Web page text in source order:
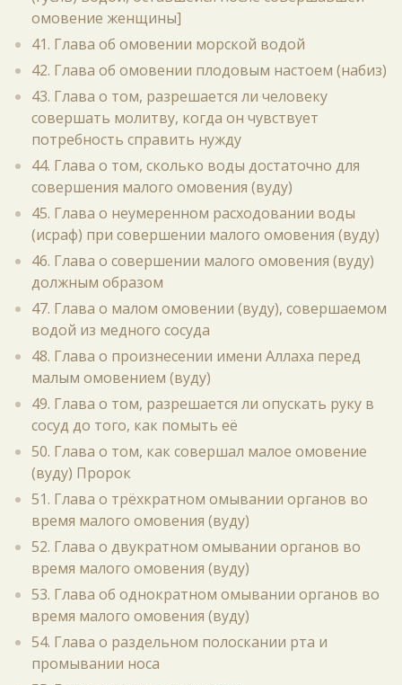
омовение женщины]
41. Глава об омовении морской водой
42. Глава об омовении плодовым настоем (набиз)
43. Глава о том, разрешается ли человеку
совершать молитву, когда он чувствует
потребность справить нужду
44. Глава о том, сколько воды достаточно для
совершения малого омовения (вуду)
45. Глава о неумеренном расходовании воды
(исраф) при совершении малого омовения (вуду)
46. Глава о совершении малого омовения (вуду)
должным образом
47. Глава о малом омовении (вуду), совершаемом
водой из медного сосуда
48. Глава о произнесении имени Аллаха перед
малым омовением (вуду)
49. Глава о том, разрешается ли опускать руку в
сосуд до того, как помыть её
50. Глава о том, как совершал малое омовение
(вуду) Пророк
51. Глава о трёхкратном омывании органов во
время малого омовения (вуду)
52. Глава о двукратном омывании органов во
время малого омовения (вуду)
53. Глава об однократном омывании органов во
время малого омовения (вуду)
54. Глава о раздельном полоскании рта и
промывании носа